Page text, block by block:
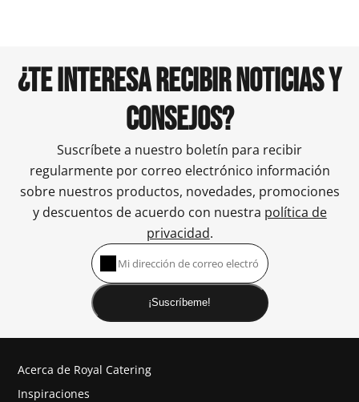
¿TE INTERESA RECIBIR NOTICIAS Y
CONSEJOS?
Suscríbete a nuestro boletín para recibir
regularmente por correo electrónico información
sobre nuestros productos, novedades, promociones
y descuentos de acuerdo con nuestra política de
privacidad.
¡Suscríbeme!
Acerca de Royal Catering
Inspiraciones